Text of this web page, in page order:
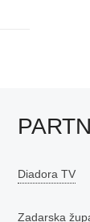
Diadora TV
Zadarska